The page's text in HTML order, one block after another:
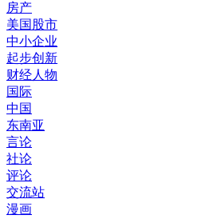
房产
美国股市
中小企业
起步创新
财经人物
国际
中国
东南亚
言论
社论
评论
交流站
漫画